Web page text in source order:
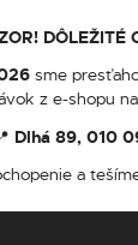
DÔLEŽITÉ
sme
z e-shopu
Dlhá 89, 010
a